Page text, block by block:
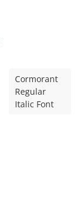
Cormorant
Regular
Italic Font